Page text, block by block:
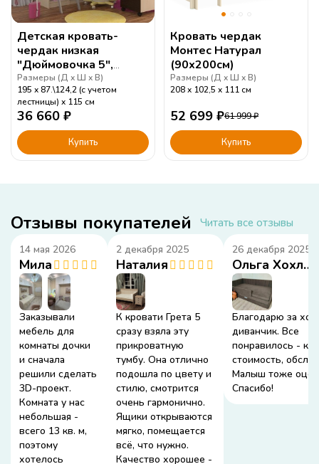
Детская кровать-
чердак низкая
"Дюймовочка 5",
комплектация №2
Размеры (Д Ш В)
195
87.\124,2 (с учетом
лестницы)
115 см
36 660 ₽
Купить
Кровать чердак
Монтес Натурал
(90x200см)
Размеры (Д Ш В)
208
102,5 111 см
52 699 ₽61 999₽
Купить
Отзывы покупателей Читать все отзывы
14 мая 2026
Мила
Заказывали
мебель для
комнаты дочки
и сначала
решили сделать
3D-проект.
Комната у нас
небольшая -
всего 13 кв. м,
поэтому
хотелось
2 декабря 2025
Наталия
К кровати Грета 5
сразу взяла эту
прикроватную
тумбу. Она отлично
подошла по цвету и
стилю, смотрится
очень гармонично.
Ящики открываются
мягко, помещается
всё, что нужно.
Качество хорошее -
26 декабря 2025
Ольга Хохлова
Благодарю за
диванчик. Все
понравилось -
стоимость,
Малыш тоже
Спасибо!